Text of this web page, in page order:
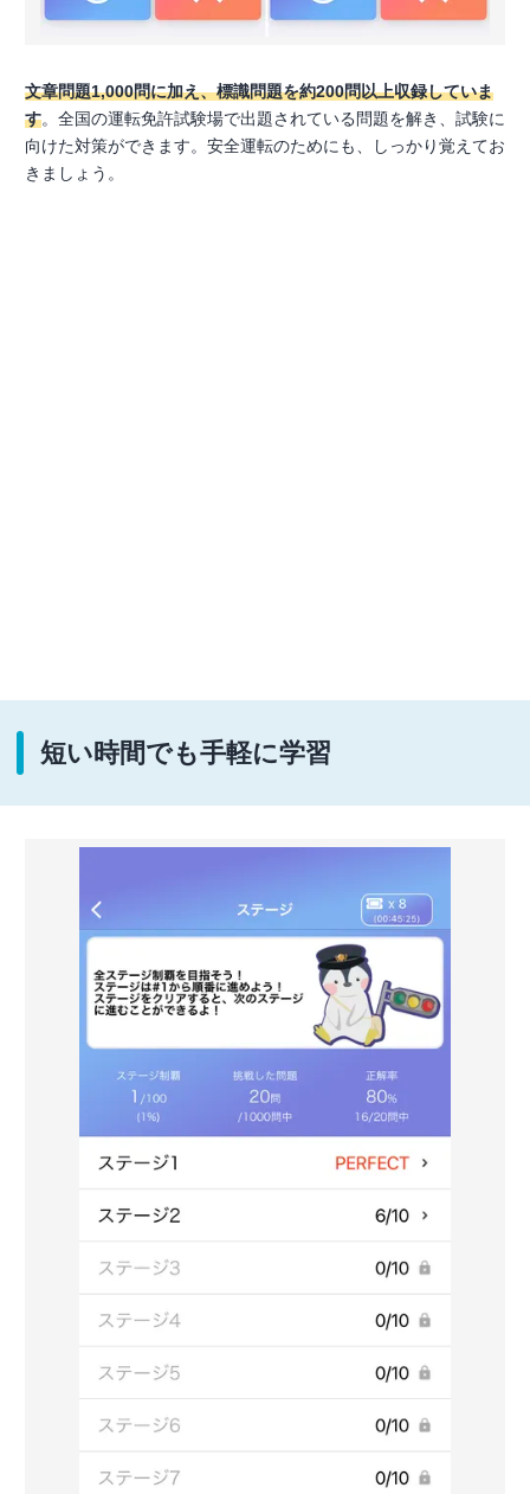
文章問題1,000問に加え、標識問題を約200問以上収録していま
す。全国の運転免許試験場で出題されている問題を解き、試験に
向けた対策ができます。安全運転のためにも、しっかり覚えてお
きましょう。
短い時間でも手軽に学習